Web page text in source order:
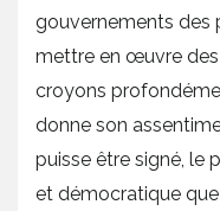
gouvernements des
mettre en œuvre
croyons
donne son
puisse être signé, le
et démocratique